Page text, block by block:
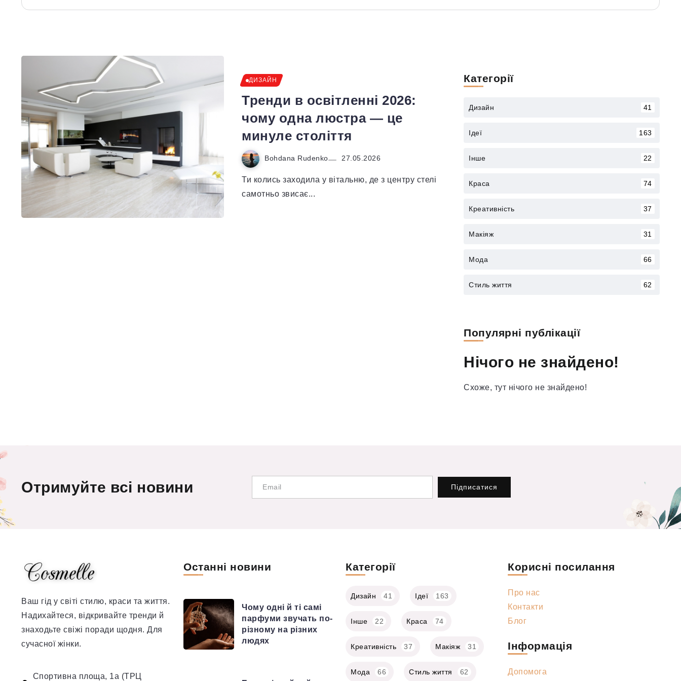
ДИЗАЙН
Тренди в освітленні 2026:
чому одна люстра — це
минуле століття
Bohdana Rudenko 27.05.2026
Ти колись заходила у вітальню, де з центру стелі
самотньо звисає...
Категорії
Дизайн 41
Ідеї 163
Інше 22
Краса 74
Креативність 37
Макіяж 31
Мода 66
Стиль життя 62
Популярні публікації
Нічого не знайдено!
Схоже, тут нічого не знайдено!
Отримуйте всі новини Підписатися
Ваш гід у світі стилю, краси та життя.
Надихайтеся, відкривайте тренди й
знаходьте свіжі поради щодня. Для
сучасної жінки.
Спортивна площа, 1а (ТРЦ
Останні новини
Чому одні й ті самі
парфуми звучать по-
різному на різних
людях
Категорії
Дизайн 41 Ідеї 163
Інше 22 Краса 74
Креативність 37 Макіяж 31
Мода 66 Стиль життя 62
Корисні посилання
Про нас
Контакти
Блог
Інформація
Допомога